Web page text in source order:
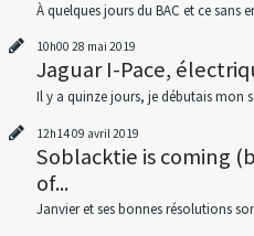
À quelques jours du BAC et ce sans
10h00 28 mai 2019
Jaguar I-Pace,
Il y a quinze jours, je débutais mon
12h1409 avril 2019
Soblacktie is coming
of...
Janvier et ses bonnes résolutions